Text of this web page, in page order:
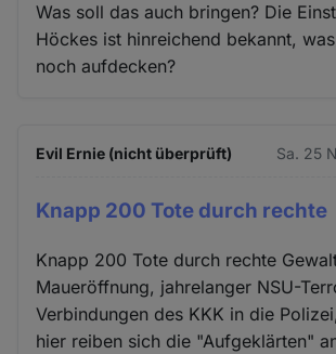
Was soll das auch bringen? Die
Höckes ist hinreichend bekannt,
noch aufdecken?
Evil Ernie (nicht überprüft) Sa. 25
Knapp 200 Tote durch rechte
Knapp 200 Tote durch rechte
Maueröffnung, jahrelanger NSU-
Verbindungen des KKK in die
hier reiben sich die "Aufgeklärten"